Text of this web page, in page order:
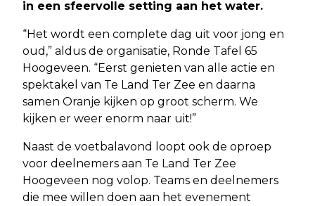
in een sfeervolle setting aan het water.
“Het wordt een complete dag uit voor jong en
oud,” aldus de organisatie, Ronde Tafel 65
Hoogeveen. “Eerst genieten van alle actie en
spektakel van Te Land Ter Zee en daarna
samen Oranje kijken op groot scherm. We
kijken er weer enorm naar uit!”
Naast de voetbalavond loopt ook de oproep
voor deelnemers aan Te Land Ter Zee
Hoogeveen nog volop. Teams en deelnemers
die mee willen doen aan het evenement